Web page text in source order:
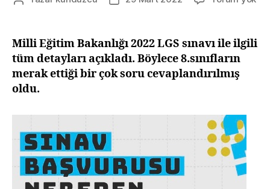
Milli Eğitim Bakanlığı 2022 LGS sınavı ile ilgili
tüm detayları açıkladı. Böylece 8.sınıfların
merak ettiği bir çok soru cevaplandırılmış
oldu.